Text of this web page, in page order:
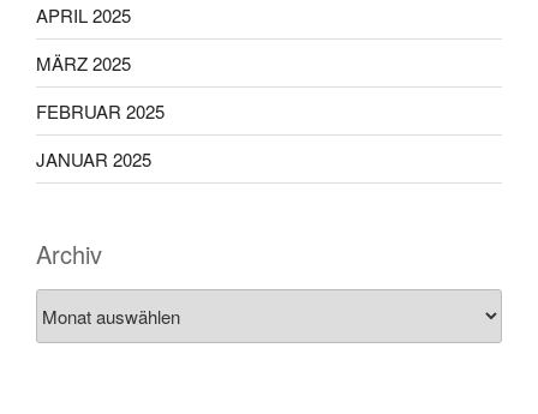
APRIL 2025
MÄRZ 2025
FEBRUAR 2025
JANUAR 2025
Archiv